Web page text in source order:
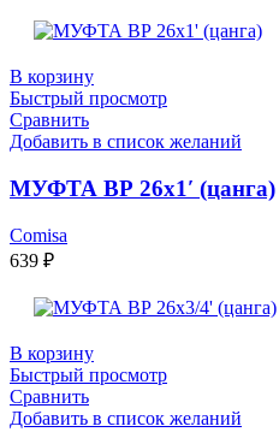
В корзину
Быстрый просмотр
Сравнить
Добавить в список желаний
МУФТА ВР 26х1′ (цанга)
Comisa
639 ₽
В корзину
Быстрый просмотр
Сравнить
Добавить в список желаний